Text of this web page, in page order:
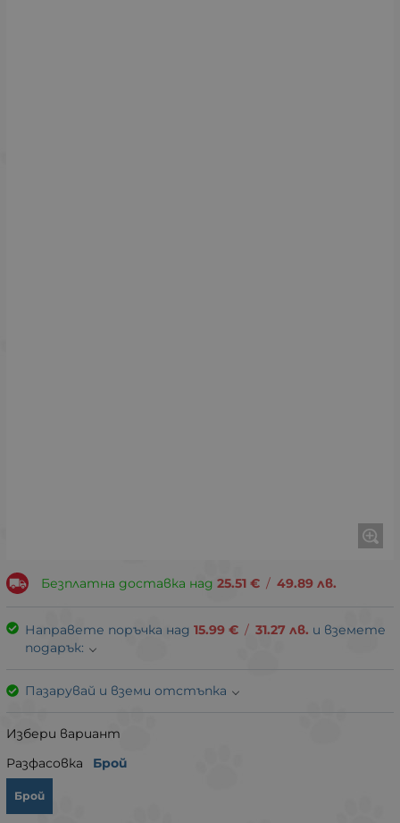
Безплатна доставка над 25.51 € / 49.89 лв.
Направете поръчка над 15.99 € / 31.27 лв. и вземете
подарък:
Пазарувай и вземи отстъпка
Избери вариант
Разфасовка
Брой
Брой